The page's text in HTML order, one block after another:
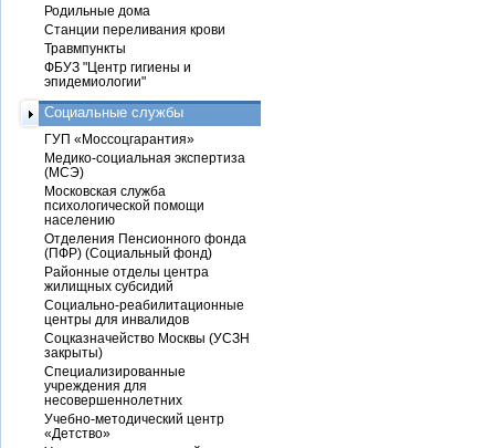
Родильные дома
Станции переливания крови
Травмпункты
ФБУЗ "Центр гигиены и
эпидемиологии"
Социальные службы
ГУП «Моссоцгарантия»
Медико-социальная экспертиза
(МСЭ)
Московская служба
психологической помощи
населению
Отделения Пенсионного фонда
(ПФР) (Социальный фонд)
Районные отделы центра
жилищных субсидий
Социально-реабилитационные
центры для инвалидов
Соцказначейство Москвы (УСЗН
закрыты)
Специализированные
учреждения для
несовершеннолетних
Учебно-методический центр
«Детство»